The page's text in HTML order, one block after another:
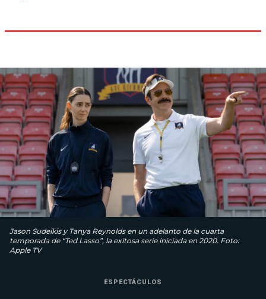
Jason Sudeikis y Tanya Reynolds en un adelanto de la cuarta
temporada de “Ted Lasso”, la exitosa serie iniciada en 2020. Foto:
Apple TV
ESPECTÁCULOS